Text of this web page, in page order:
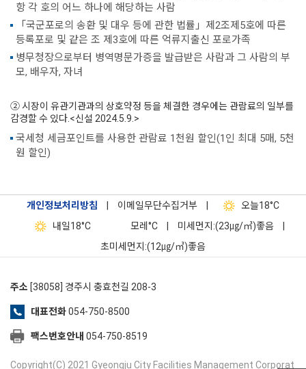
항 각 호의 어느 하나에 해당하는 사람
「국군포로의 송환 및 대우 등에 관한 법률」제2조제5호에 따른
등록포로 및 같은 조 제3호에 따른 억류지출신 포로가족
병무청장으로부터 병역명문가증을 발급받은 사람과 그 사람의 부
모, 배우자, 자녀
② 시장이 유관기관과의 상호약정 등을 체결한 경우에는 관람료의 일부를
감경할 수 있다.<신설 2024.5.9.>
국세청 세금포인트를 사용한 관람료 1천원 할인(1인 최대 5매, 5천
원 할인)
개인정보처리방침 이메일무단수집거부 오늘18°C
내일18°C 모레 °C 미세먼지:(23㎍/㎥)좋음
초미세먼지:(12㎍/㎥)좋음
주소 [38058] 경주시 충효천길 208-3
대표전화054-750-8500
팩스번호안내 054-750-8519
Copyright(C) 2021 Gyeongju City Facilities Management Corporat